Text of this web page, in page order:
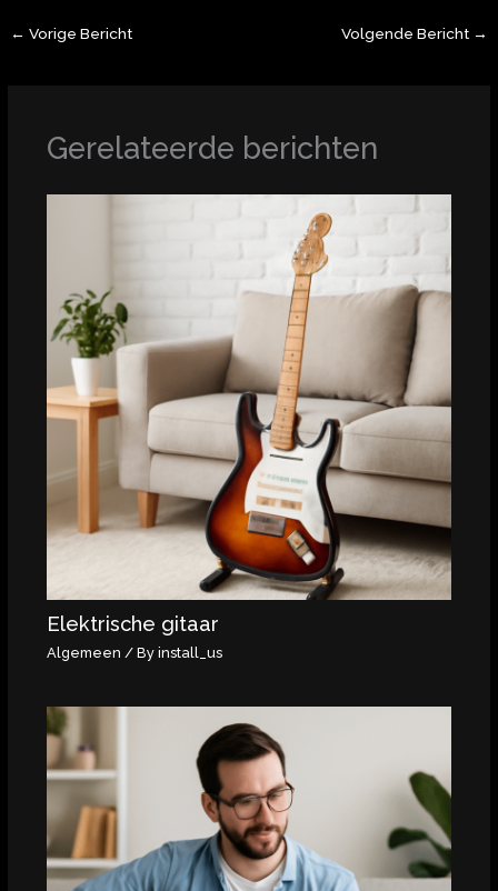
← Vorige Bericht Volgende Bericht →
Gerelateerde berichten
Elektrische gitaar
Algemeen / By install_us